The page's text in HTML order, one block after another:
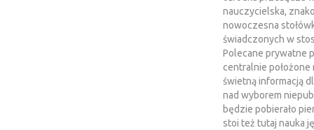
nauczycielska,
nowoczesna
świadczonych w
Polecane prywatne
centralnie położone
świetną informacją
nad wyborem
będzie pobierało
stoi też tutaj nauka